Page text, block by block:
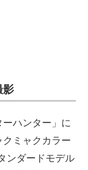
影
ハンター」に
ミャクカラー
ンダードモデル